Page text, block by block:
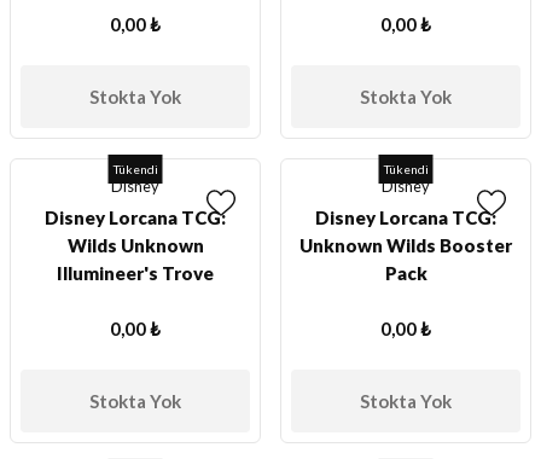
0,00 ₺
Stokta Yok
0,00 ₺
Stokta Yok
Tükendi
Disney
Disney Lorcana TCG:
Wilds Unknown
Illumineer's Trove
0,00 ₺
Stokta Yok
Tükendi
Disney
Disney Lorcana TCG:
Unknown Wilds Booster
Pack
0,00 ₺
Stokta Yok